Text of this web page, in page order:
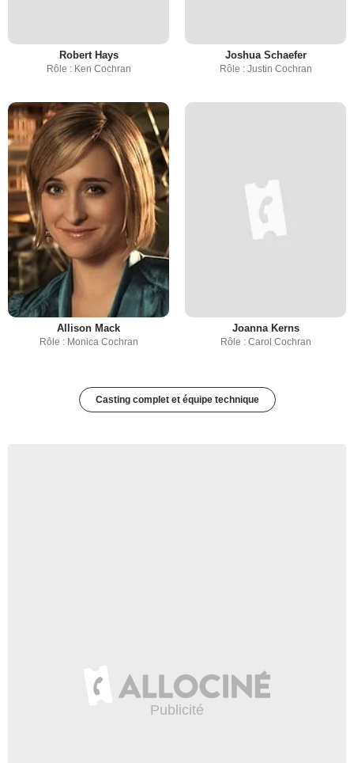
Robert Hays
Rôle : Ken Cochran
Joshua Schaefer
Rôle : Justin Cochran
Allison Mack
Rôle : Monica Cochran
Joanna Kerns
Rôle : Carol Cochran
Casting complet et équipe technique